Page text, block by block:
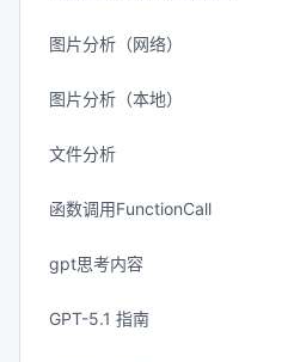
图片分析（网络）
图片分析（本地）
文件分析
函数调用FunctionCall
gpt思考内容
GPT-5.1 指南